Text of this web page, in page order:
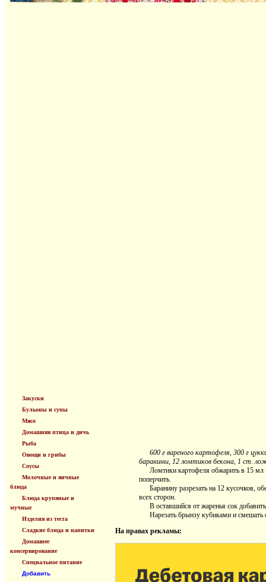
Закуски
Бульоны и супы
Мясо
Домашняя птица и дичь
Рыба
Овощи и грибы
Соусы
Молочные и яичные
блюда
Блюда крупяные и
мучные
Изделия из теста
Сладкие блюда и напитки
Домашнее
консервирование
Специальное питание
Добавить
600 г вареного картофеля, 300 г
баранины, 12 ломтиков бекона, 1 ст.
Ломтики картофеля обжарить в 15 мл
поперчить.
Баранину разрезать на 12 кусочков,
всех сторон.
В оставшийся от жаренья сок
Нарезать брынзу кубиками и смешать
На правах рекламы: